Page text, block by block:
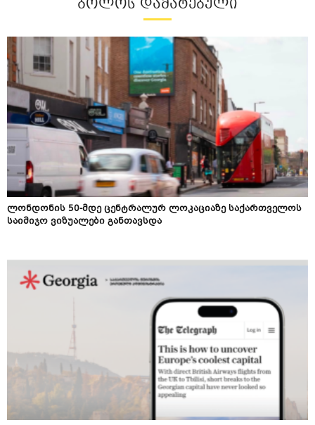
ᲑᲝᲚᲝᲡ ᲓᲐᲛᲐᲢᲔᲑᲣᲚᲘ
ლონდონის 50-მდე ცენტრალურ ლოკაციაზე საქართველოს
საიმიჯო ვიზუალები განთავსდა